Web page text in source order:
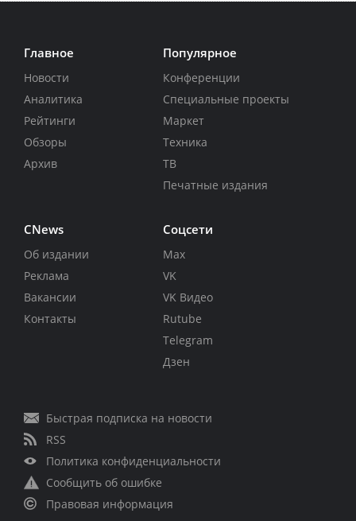
Главное
Новости
Аналитика
Рейтинги
Обзоры
Архив
Популярное
Конференции
Специальные проекты
Маркет
Техника
ТВ
Печатные издания
CNews
Об издании
Реклама
Вакансии
Контакты
Соцсети
Max
VK
VK Видео
Rutube
Telegram
Дзен
Быстрая подписка на новости
RSS
Политика конфиденциальности
Сообщить об ошибке
Правовая информация